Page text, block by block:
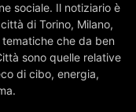
sociale. Il notiziario è
di Torino, Milano,
tematiche che da ben
sono quelle relative
di cibo, energia,